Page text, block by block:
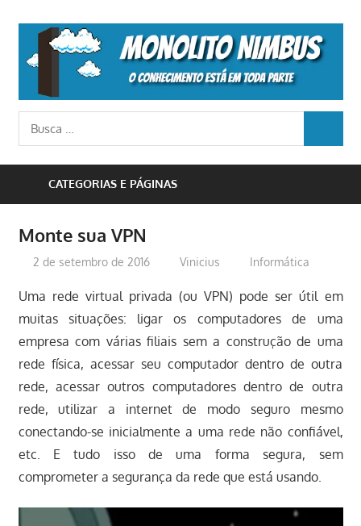
content
o
conhecimento
Busca
para:
CATEGORIAS E PÁGINAS
Monte sua VPN
2 de setembro de 2016 Vinicius Informática
Uma rede virtual privada (ou VPN) pode ser útil em
muitas situações: ligar os computadores de uma
empresa com várias filiais sem a construção de uma
rede física, acessar seu computador dentro de outra
rede, acessar outros computadores dentro de outra
rede, utilizar a internet de modo seguro mesmo
conectando-se inicialmente a uma rede não confiável,
etc. E tudo isso de uma forma segura, sem
comprometer a segurança da rede que está usando.